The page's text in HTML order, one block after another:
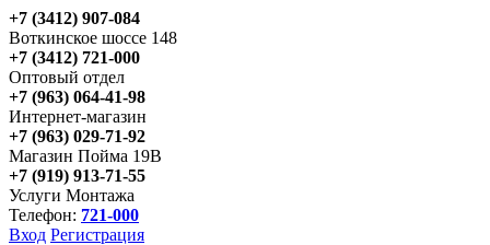
+7 (3412) 907-084
Воткинское шоссе 148
+7 (3412) 721-000
Оптовый отдел
+7 (963) 064-41-98
Интернет-магазин
+7 (963) 029-71-92
Магазин Пойма 19В
+7 (919) 913-71-55
Услуги Монтажа
Телефон: 721-000
Вход Регистрация